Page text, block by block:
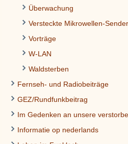
Überwachung
Versteckte Mikrowellen-Sender
Vorträge
W-LAN
Waldsterben
Fernseh- und Radiobeiträge
GEZ/Rundfunkbeitrag
Im Gedenken an unsere
Informatie op nederlands